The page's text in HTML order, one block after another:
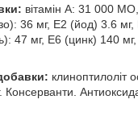
вітамін A: 31 000 МО,
36 мг, E2 (йод) 3.6 мг,
47 мг, E6 (цинк) 140
клиноптилоліт